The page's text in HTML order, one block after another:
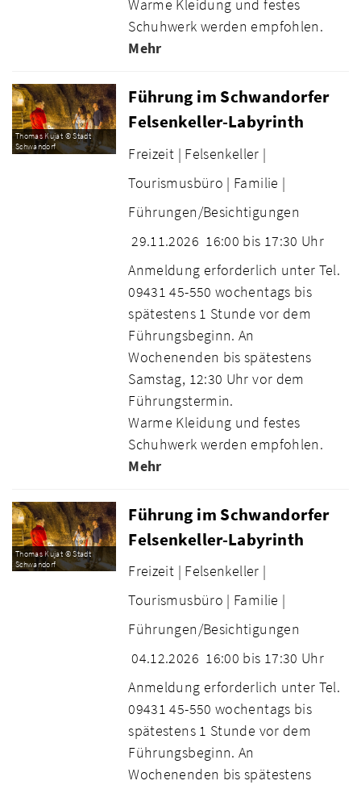
Warme Kleidung und festes
Schuhwerk werden empfohlen.
Mehr
Thomas Kujat © Stadt
Schwandorf
Führung im Schwandorfer
Felsenkeller-Labyrinth
Freizeit | Felsenkeller |
Tourismusbüro | Familie |
Führungen/Besichtigungen
29.11.2026 16:00 bis 17:30 Uhr
Anmeldung erforderlich unter Tel.
09431 45-550 wochentags bis
spätestens 1 Stunde vor dem
Führungsbeginn. An
Wochenenden bis spätestens
Samstag, 12:30 Uhr vor dem
Führungstermin.
Warme Kleidung und festes
Schuhwerk werden empfohlen.
Mehr
Thomas Kujat © Stadt
Schwandorf
Führung im Schwandorfer
Felsenkeller-Labyrinth
Freizeit | Felsenkeller |
Tourismusbüro | Familie |
Führungen/Besichtigungen
04.12.2026 16:00 bis 17:30 Uhr
Anmeldung erforderlich unter Tel.
09431 45-550 wochentags bis
spätestens 1 Stunde vor dem
Führungsbeginn. An
Wochenenden bis spätestens